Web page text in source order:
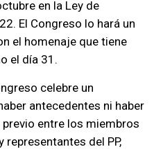
en la Ley de
El Congreso lo hará un
el homenaje que tiene
el día 31.
celebre un
antecedentes ni haber
entre los miembros
representantes del PP,